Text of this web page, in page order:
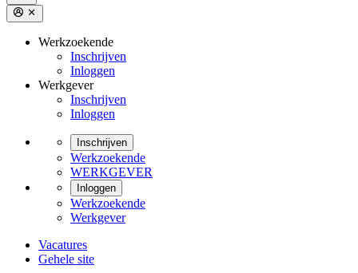
Werkzoekende
Inschrijven
Inloggen
Werkgever
Inschrijven
Inloggen
Inschrijven
Werkzoekende
WERKGEVER
Inloggen
Werkzoekende
Werkgever
Vacatures
Gehele site